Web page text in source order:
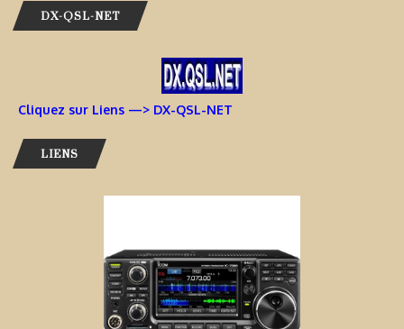
DX-QSL-NET
Cliquez sur Liens —> DX-QSL-NET
LIENS